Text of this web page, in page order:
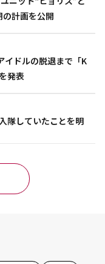
の計画を公開
イドルの脱退まで「K
発表
隊していたことを明